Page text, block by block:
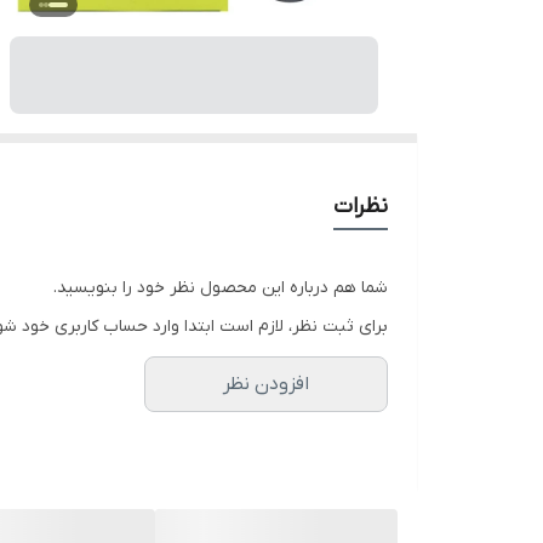
نظرات
شما هم درباره این محصول نظر خود را بنویسید.
برای ثبت نظر، لازم است ابتدا وارد حساب کاربری خود
افزودن نظر